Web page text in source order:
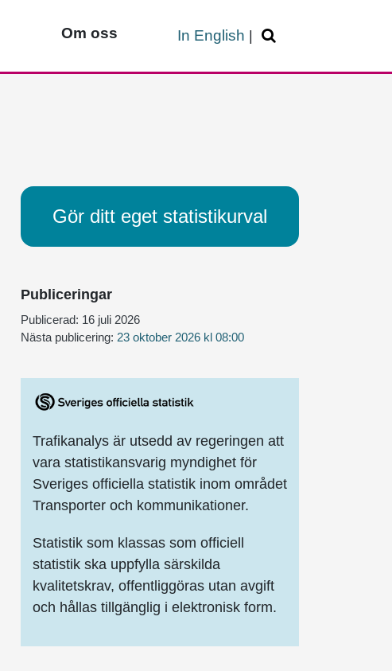
Om oss In English
Gör ditt eget statistikurval
Publiceringar
Publicerad: 16 juli 2026
Nästa publicering: 23 oktober 2026 kl 08:00
Trafikanalys är utsedd av regeringen att
vara statistikansvarig myndighet för
Sveriges officiella statistik inom området
Transporter och kommunikationer.
Statistik som klassas som officiell
statistik ska uppfylla särskilda
kvalitetskrav, offentliggöras utan avgift
och hållas tillgänglig i elektronisk form.